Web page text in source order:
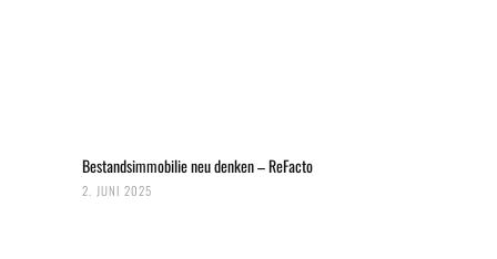
Bestandsimmobilie neu denken – ReFacto
2. JUNI 2025